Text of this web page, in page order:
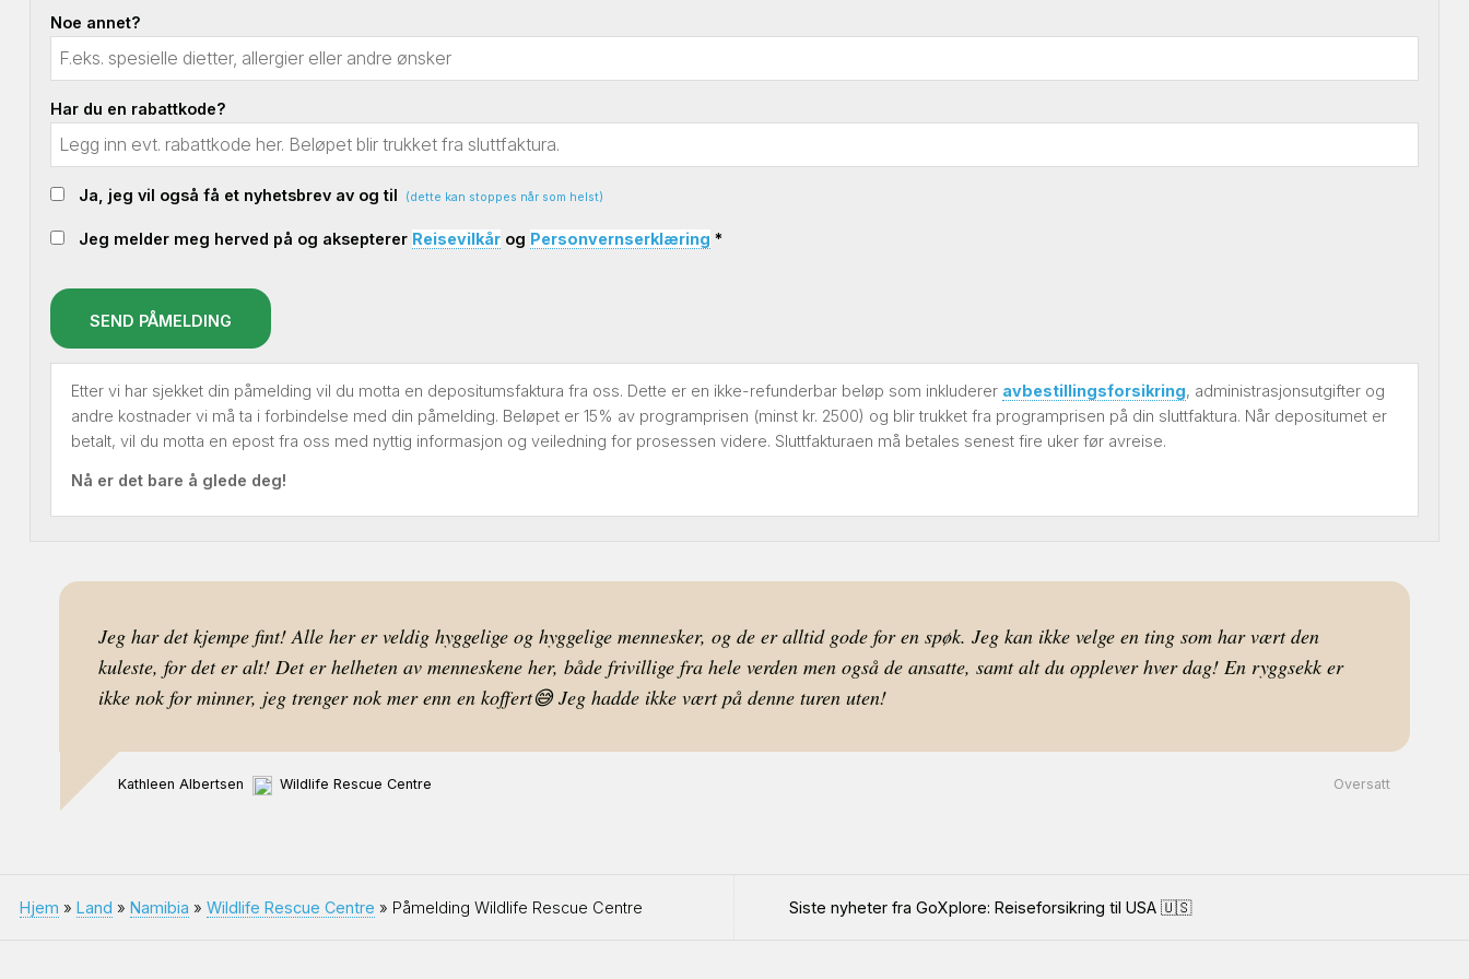
Noe annet?
Har du en rabattkode?
Ja, jeg vil også få et nyhetsbrev av og til (dette kan stoppes når som helst)
Jeg melder meg herved på og aksepterer Reisevilkår og Personvernserklæring *
SEND PÅMELDING
Etter vi har sjekket din påmelding vil du motta en depositumsfaktura fra oss. Dette er en ikke-refunderbar beløp som inkluderer avbestillingsforsikring, administrasjonsutgifter og
andre kostnader vi må ta i forbindelse med din påmelding. Beløpet er 15% av programprisen (minst kr. 2500) og blir trukket fra programprisen på din sluttfaktura. Når depositumet er
betalt, vil du motta en epost fra oss med nyttig informasjon og veiledning for prosessen videre. Sluttfakturaen må betales senest fire uker før avreise.
Nå er det bare å glede deg!
Jeg har det kjempe fint! Alle her er veldig hyggelige og hyggelige mennesker, og de er alltid gode for en spøk. Jeg kan ikke velge en ting som har vært den
kuleste, for det er alt! Det er helheten av menneskene her, både frivillige fra hele verden men også de ansatte, samt alt du opplever hver dag! En ryggsekk er
ikke nok for minner, jeg trenger nok mer enn en koffert😅 Jeg hadde ikke vært på denne turen uten!
Kathleen Albertsen Wildlife Rescue Centre Oversatt
Hjem » Land » Namibia » Wildlife Rescue Centre » Påmelding Wildlife Rescue Centre Siste nyheter fra GoXplore: Reiseforsikring til USA 🇺🇸
BETALT ARBEID &
JOBB MED DYR
NESTE STEG ⇢